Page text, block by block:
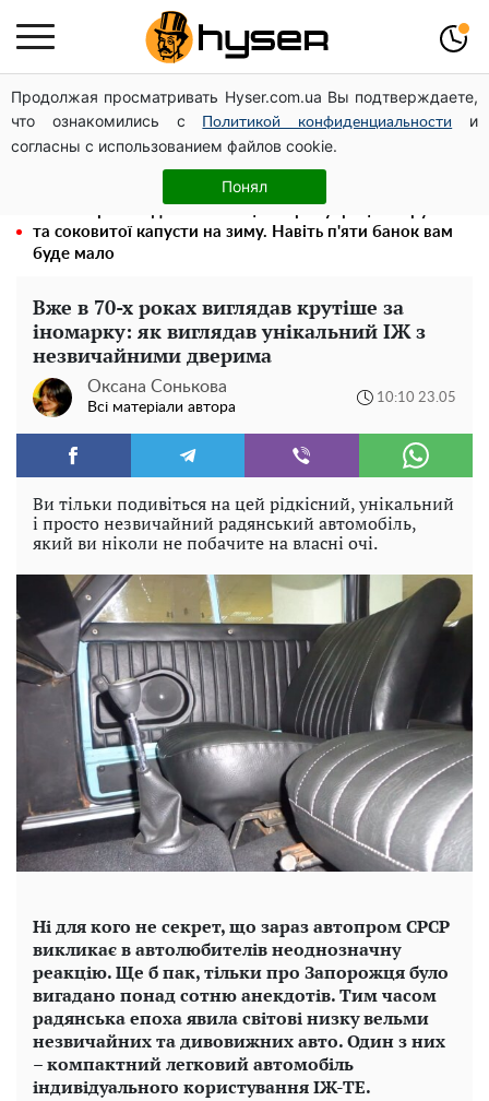
Продолжая просматривать Hyser.com.ua Вы подтверждаете,
что ознакомились с
Политикой конфиденциальности
и
согласны с использованием файлов cookie.
Понял
Гола Олена Тополя у цікавих позах змусила відвисати
щелепи: злив відео – було лише початком
Олена Тополя злив відео – це далеко не все: фронтмен
"Антитіла" Тарас Тополя став наступним
та соковитої капусти на зиму. Навіть п'яти банок вам
буде мало
Вже в 70-х роках виглядав крутіше за
іномарку: як виглядав унікальний ІЖ з
незвичайними дверима
Оксана Сонькова
Всі матеріали автора
10:10 23.05
Ви тільки подивіться на цей рідкісний, унікальний
і просто незвичайний радянський автомобіль,
який ви ніколи не побачите на власні очі.
Ні для кого не секрет, що зараз автопром СРСР
викликає в автолюбителів неоднозначну
реакцію. Ще б пак, тільки про Запорожця було
вигадано понад сотню анекдотів. Тим часом
радянська епоха явила світові низку вельми
незвичайних та дивовижних авто. Один з них
– компактний легковий автомобіль
індивідуального користування ІЖ-ТЕ.